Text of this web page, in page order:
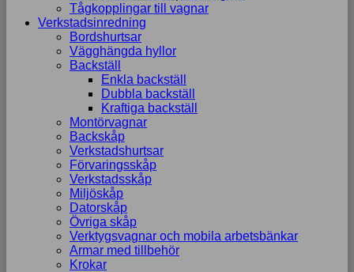
Tågkopplingar till vagnar
Verkstadsinredning
Bordshurtsar
Vägghängda hyllor
Backställ
Enkla backställ
Dubbla backställ
Kraftiga backställ
Montörvagnar
Backskåp
Verkstadshurtsar
Förvaringsskåp
Verkstadsskåp
Miljöskåp
Datorskåp
Övriga skåp
Verktygsvagnar och mobila arbetsbänkar
Armar med tillbehör
Krokar